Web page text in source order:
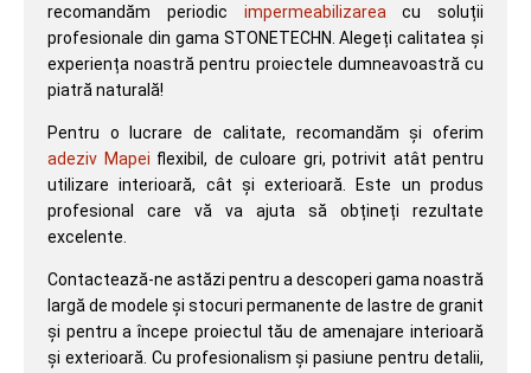
recomandăm periodic impermeabilizarea cu soluții
profesionale din gama STONETECHN. Alegeți calitatea și
experiența noastră pentru proiectele dumneavoastră cu
piatră naturală!
Pentru o lucrare de calitate, recomandăm și oferim
adeziv Mapei flexibil, de culoare gri, potrivit atât pentru
utilizare interioară, cât și exterioară. Este un produs
profesional care vă va ajuta să obțineți rezultate
excelente.
Contactează-ne astăzi pentru a descoperi gama noastră
largă de modele și stocuri permanente de lastre de granit
și pentru a începe proiectul tău de amenajare interioară
și exterioară. Cu profesionalism și pasiune pentru detalii,